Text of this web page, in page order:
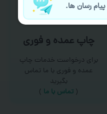
چاپ عمده و فوری
برای درخواست خدمات چاپ
عمده و فوری با ما تماس
بگیرید
( تماس با ما )
پیام رسان ها.